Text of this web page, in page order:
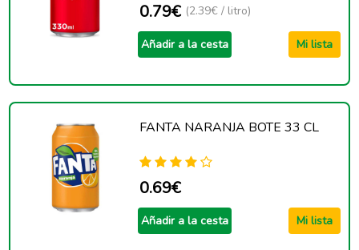
0.79€ (2.39€ / litro)
Añadir a la cesta Mi lista
FANTA NARANJA BOTE 33 CL
0.69€
Añadir a la cesta Mi lista